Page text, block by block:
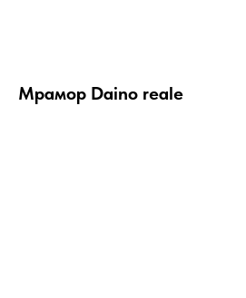
Мрамор Daino reale